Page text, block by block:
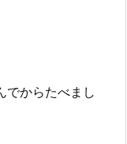
でからたべまし